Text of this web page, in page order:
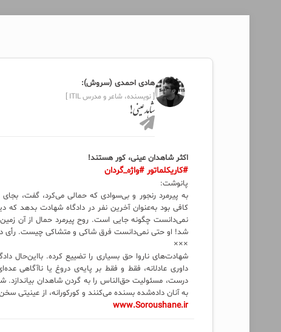
هادی احمدی (سروش):
[ نویسنده، شاعر و مدرس ITIL ]
شاهد عینی!
اکثر شاهدان عینی، کور هستند!
#کاریکلماتور #واژه_گردان
پانوشت:
به پیرمرد رنجور و بی‌سوادی که حمالی می‌کرد، گفت،
کافی بود به‌عنوان آخرین نفر در دادگاه شهادت بدهد که
نمی‌دانست چگونه جایی است. روح پیرمرد حمال از آن
شد! او حتی نمی‌دانست فرق شاکی و متشاکی چیست. رأی
×××
شهادت‌های ناروا حق بسیاری را تضییع کرده. بااین‌حال
داوری عادلانه، فقط و فقط بر پایه‌ی دروغ یا
درست، مسئولیت حق‌الناس را به گردن شاهدان بیاندازد.
به آنان داده‌شده بسنده می‌کنند و کورکورانه، از عینیتی
www.Soroushane.ir